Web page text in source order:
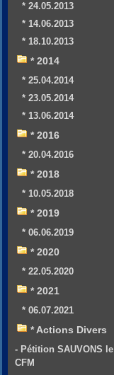
* 24.05.2013
* 14.06.2013
* 18.10.2013
* 2014
* 25.04.2014
* 23.05.2014
* 13.06.2014
* 2016
* 20.04.2016
* 2018
* 10.05.2018
* 2019
* 06.06.2019
* 2020
* 22.05.2020
* 2021
* 06.07.2021
* Actions Divers
- Pétition SAUVONS le
CFM